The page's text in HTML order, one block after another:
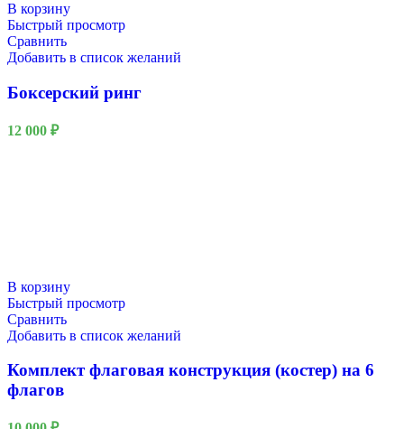
В корзину
Быстрый просмотр
Сравнить
Добавить в список желаний
Боксерский ринг
12 000 ₽
В корзину
Быстрый просмотр
Сравнить
Добавить в список желаний
Комплект флаговая конструкция (костер) на 6
флагов